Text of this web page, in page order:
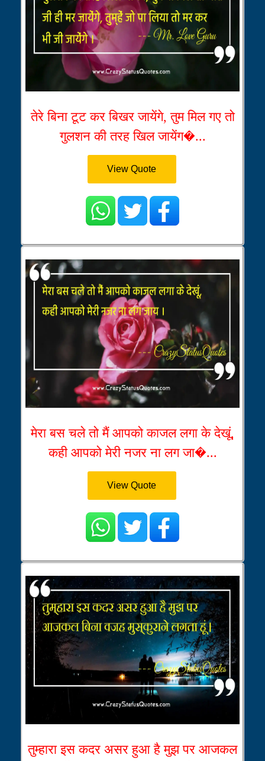
तेरे बिना टूट कर बिखर जायेंगे, तुम मिल गए तो
गुलशन की तरह खिल जायेंग�...
View Quote
मेरा बस चले तो मैं आपको काजल लगा के देखूं,
कही आपको मेरी नजर ना लग जा�...
View Quote
तुम्हारा इस कदर असर हुआ है मुझ पर आजकल